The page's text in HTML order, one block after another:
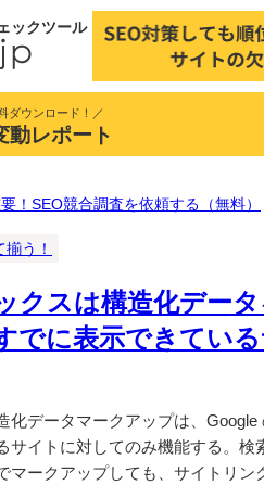
ックツール
ダウンロード！／
動レポート
！SEO競合調査を依頼する（無料）
う！
クスは構造化デー
でに表示できてい
化データマークアップは、
サイトに対してのみ機能する。検
マークアップしても、サイトリン